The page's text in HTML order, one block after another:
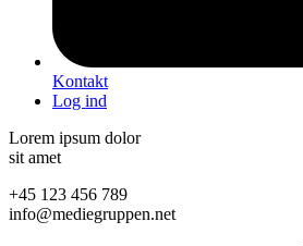
Kontakt
Log ind
Lorem ipsum dolor
sit amet
+45 123 456 789
info@mediegruppen.net